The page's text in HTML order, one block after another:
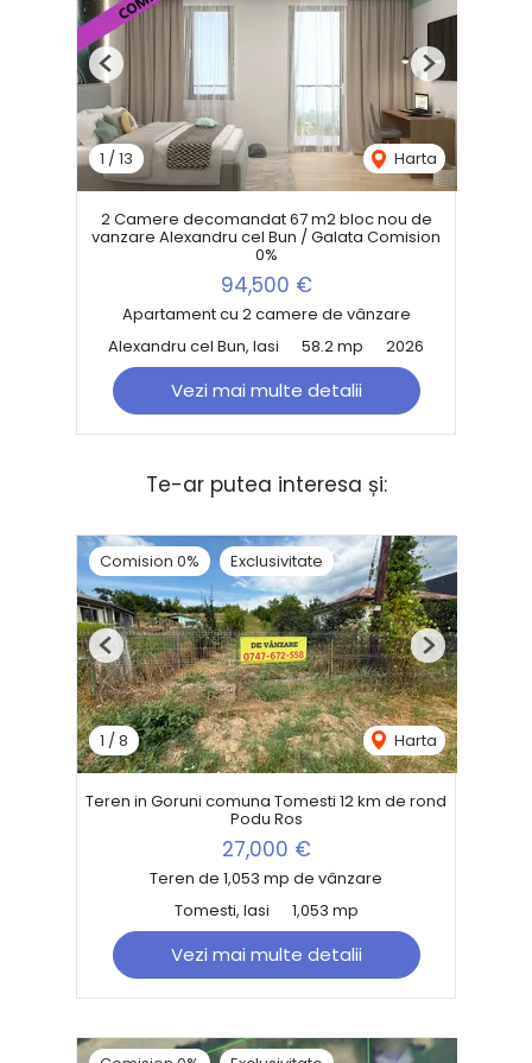
1 /13 Harta
Previous Next
2 Camere decomandat 67 m2 bloc nou de
vanzare Alexandru cel Bun / Galata Comision
0%
94,500 €
Apartament cu 2 camere de vânzare
Alexandru cel Bun, Iasi
58.2 mp 2026
Vezi mai multe detalii
Te-ar putea interesa și:
Comision 0% Exclusivitate
1 /8 Harta
Previous Next
Teren in Goruni comuna Tomesti 12 km de rond
Podu Ros
27,000 €
Teren de 1,053 mp de vânzare
Tomesti, Iasi
1,053 mp
Vezi mai multe detalii